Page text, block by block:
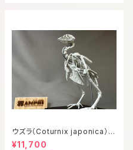
ウズラ（Coturnix japonica）等
倍全身骨格模型
¥11,700